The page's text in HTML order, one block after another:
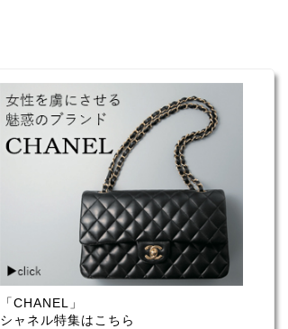
「CHANEL」
シャネル特集はこちら